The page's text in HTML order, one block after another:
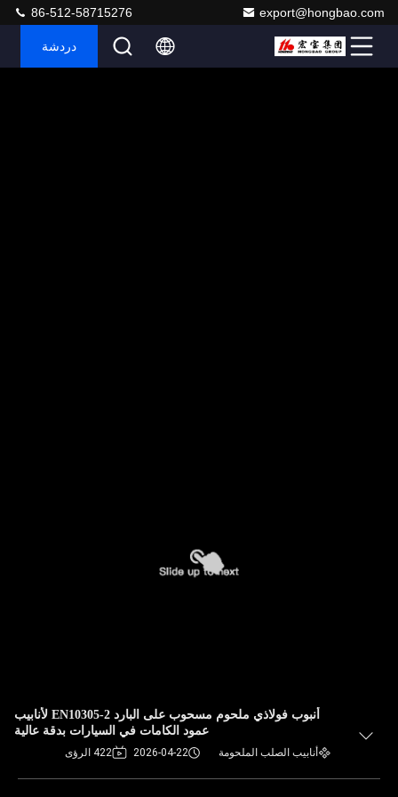
export@hongbao.com
86-512-58715276
دردشة
أنبوب فولاذي ملحوم مسحوب على البارد EN10305-2 لأنابيب
عمود الكامات في السيارات بدقة عالية
أنابيب الصلب الملحومة 2026-04-22 422 الرؤى